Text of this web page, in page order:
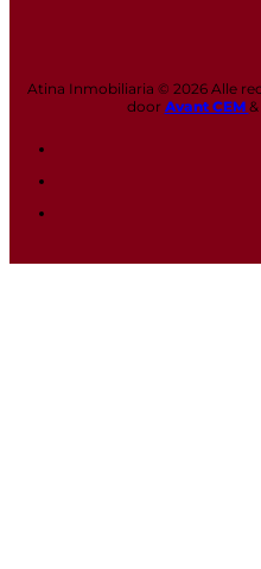
Atina Inmobiliaria © 2026 Alle
door Avant CEM &